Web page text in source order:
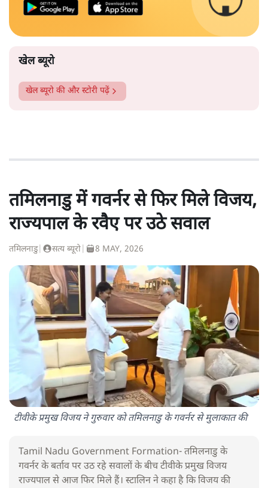
खेल ब्यूरो
खेल ब्यूरो की और स्टोरी पढ़ें
तमिलनाडु में गवर्नर से फिर मिले विजय,
राज्यपाल के रवैए पर उठे सवाल
तमिलनाडु| सत्य ब्यूरो 8 MAY, 2026
टीवीके प्रमुख विजय ने गुरुवार को तमिलनाडु के गवर्नर से मुलाकात की
Tamil Nadu Government Formation- तमिलनाडु के
गवर्नर के बर्ताव पर उठ रहे सवालों के बीच टीवीके प्रमुख विजय
राज्यपाल से आज फिर मिले हैं। स्टालिन ने कहा है कि विजय की